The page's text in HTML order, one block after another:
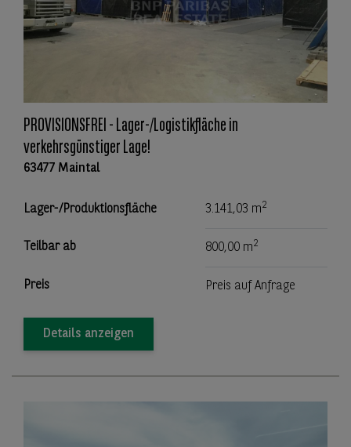
PROVISIONSFREI - Lager-/Logistikfläche in
verkehrsgünstiger Lage!
63477 Maintal
Lager-/Produktionsfläche 3.141,03 m2
Teilbar ab 800,00 m2
Preis Preis auf Anfrage
Details anzeigen